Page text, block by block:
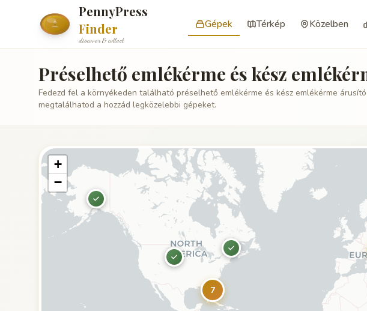
PennyPress
Finder
discover & collect
Gépek Térkép Közelben
Préselhető emlékérme és kész
Fedezd fel a környékeden található préselhető emlékérme és kész emlékérme
megtalálhatod a hozzád legközelebbi gépeket.
7
+
−